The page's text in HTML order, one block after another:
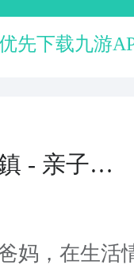
先下载九游
- 亲子接
妈，在生活